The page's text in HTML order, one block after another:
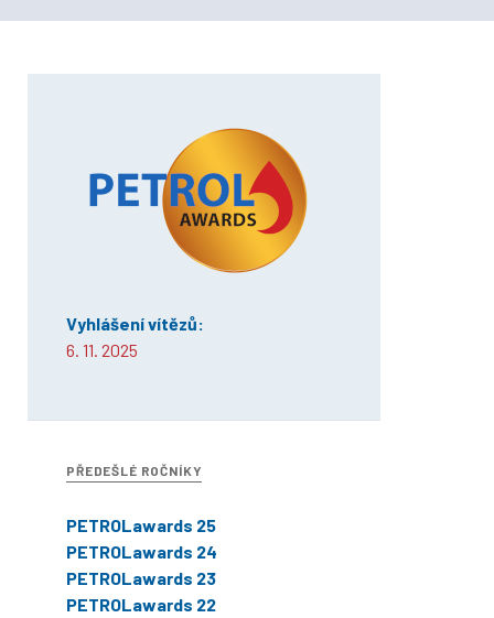
Vyhlášení vítězů:
6. 11. 2025
PŘEDEŠLÉ ROČNÍKY
PETROLawards 25
PETROLawards 24
PETROLawards 23
PETROLawards 22